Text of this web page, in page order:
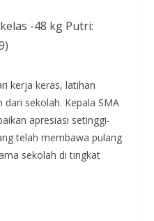
-48 kg Putri:
kerja keras, latihan
dari sekolah. Kepala SMA
apresiasi setinggi-
telah membawa pulang
sekolah di tingkat